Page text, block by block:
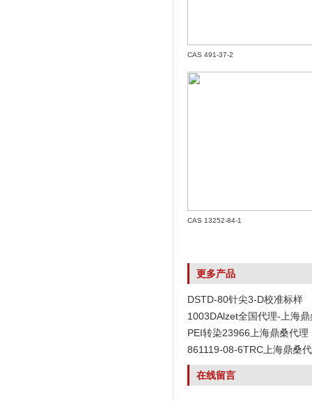
CAS 491-37-2
CAS 13252-84-1
更多产品
DSTD-80针尖3-D校准标样
1003DAlzet全国代理-上海鼎
PEI转染23966上海鼎桑代理
861119-08-6TRC上海鼎桑
在线留言